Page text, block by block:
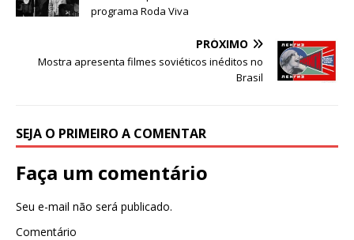
k
programa Roda Viva
PRÓXIMO
Mostra apresenta filmes soviéticos inéditos no
Brasil
SEJA O PRIMEIRO A COMENTAR
Faça um comentário
Seu e-mail não será publicado.
Comentário